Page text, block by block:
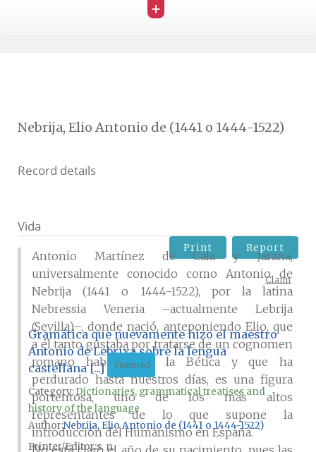
+
Nebrija, Elio Antonio de (1441 o 1444-1522)
Record details
Vida
Antonio Martínez de Cala y Jarana,
universalmente conocido como Antonio de
Nebrija (1441 o 1444-1522), por la latina
Nebressia Veneria –actualmente Lebrija
(Sevilla)–, donde nació, anteponiendo Elio, que
a él tanto gustaba por tratarse de un cognomen
romano habitual de la Bética y que ha
perdurado hasta nuestros días, es una figura
portentosa, uno de los más altos
representantes de lo que supone la
introducción del Humanismo en España.
Print Report
Claim
Gramática que nuevamente hizo el maestro
Antonio de Lebrixa sobre la lengua
castellana [...]
Featured
Category:Dictionaries, grammatical treatises and
history of the language
Author Nebrija, Elio Antonio de (1441 o 1444-1522)
Printer/Editors. n.